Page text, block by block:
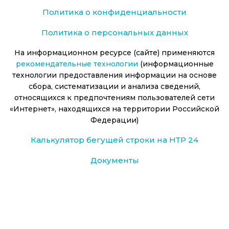
Политика о конфиденциальности
Политика о персональных данных
На информационном ресурсе (сайте) применяются
рекомендательные технологии (информационные
технологии предоставления информации на основе
сбора, систематизации и анализа сведений,
относящихся к предпочтениям пользователей сети
«Интернет», находящихся на территории Российской
Федерации)
Калькулятор бегущей строки на НТР 24
Документы